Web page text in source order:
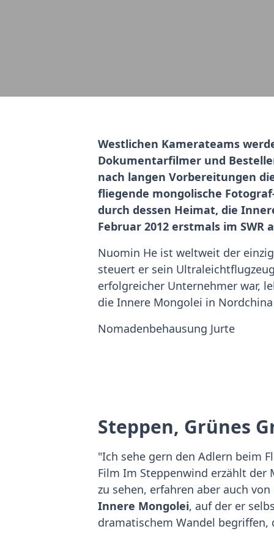
Westlichen Kamerateams
Dokumentarfilmer und
nach langen Vorbereitungen
fliegende mongolische
durch dessen Heimat, die
Februar 2012 erstmals im SWR
Nuomin He ist weltweit der
steuert er sein
erfolgreicher Unternehmer war,
die Innere Mongolei in
Nomadenbehausung Jurte
Steppen, Grünes
"Ich sehe gern den Adlern beim
Film Im Steppenwind erzählt der
zu sehen, erfahren aber auch
Innere Mongolei, auf der er
dramatischem Wandel